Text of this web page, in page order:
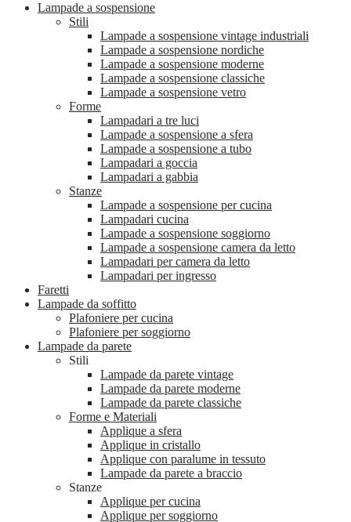
Lampade a sospensione
Stili
Lampade a sospensione vintage industriali
Lampade a sospensione nordiche
Lampade a sospensione moderne
Lampade a sospensione classiche
Lampade a sospensione vetro
Forme
Lampadari a tre luci
Lampade a sospensione a sfera
Lampade a sospensione a tubo
Lampadari a goccia
Lampadari a gabbia
Stanze
Lampade a sospensione per cucina
Lampadari cucina
Lampade a sospensione soggiorno
Lampade a sospensione camera da letto
Lampadari per camera da letto
Lampadari per ingresso
Faretti
Lampade da soffitto
Plafoniere per cucina
Plafoniere per soggiorno
Lampade da parete
Stili
Lampade da parete vintage
Lampade da parete moderne
Lampade da parete classiche
Forme e Materiali
Applique a sfera
Applique in cristallo
Applique con paralume in tessuto
Lampade da parete a braccio
Stanze
Applique per cucina
Applique per soggiorno